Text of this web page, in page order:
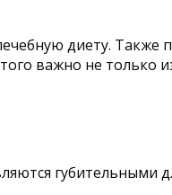
диету.
важно не только
губительными